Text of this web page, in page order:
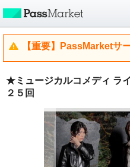
【重要】PassMarketサ
★ミュージカルコメディ ラ
２５回